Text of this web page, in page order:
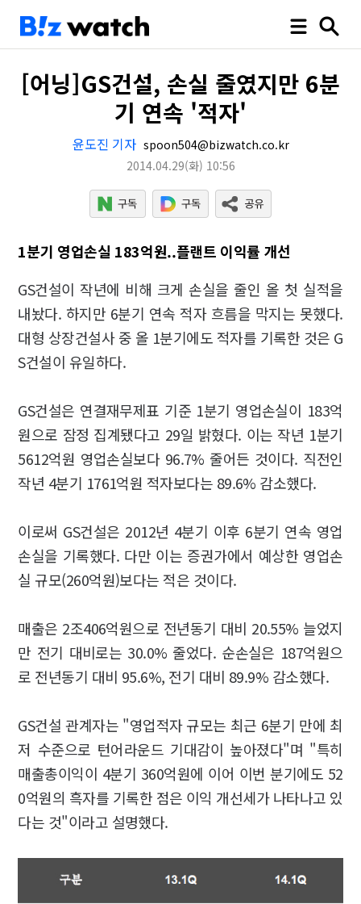
[어닝]GS건설, 손실 줄였지만 6분
기 연속 '적자'
윤도진 기자 spoon504@bizwatch.co.kr
2014.04.29(화) 10:56
1분기 영업손실 183억원..플랜트 이익률 개선
GS건설이 작년에 비해 크게 손실을 줄인 올 첫 실적을
내놨다. 하지만 6분기 연속 적자 흐름을 막지는 못했다.
대형 상장건설사 중 올 1분기에도 적자를 기록한 것은 G
S건설이 유일하다.
GS건설은 연결재무제표 기준 1분기 영업손실이 183억
원으로 잠정 집계됐다고 29일 밝혔다. 이는 작년 1분기
5612억원 영업손실보다 96.7% 줄어든 것이다. 직전인
작년 4분기 1761억원 적자보다는 89.6% 감소했다.
이로써 GS건설은 2012년 4분기 이후 6분기 연속 영업
손실을 기록했다. 다만 이는 증권가에서 예상한 영업손
실 규모(260억원)보다는 적은 것이다.
매출은 2조406억원으로 전년동기 대비 20.55% 늘었지
만 전기 대비로는 30.0% 줄었다. 순손실은 187억원으
로 전년동기 대비 95.6%, 전기 대비 89.9% 감소했다.
GS건설 관계자는 "영업적자 규모는 최근 6분기 만에 최
저 수준으로 턴어라운드 기대감이 높아졌다"며 "특히
매출총이익이 4분기 360억원에 이어 이번 분기에도 52
0억원의 흑자를 기록한 점은 이익 개선세가 나타나고 있
다는 것"이라고 설명했다.